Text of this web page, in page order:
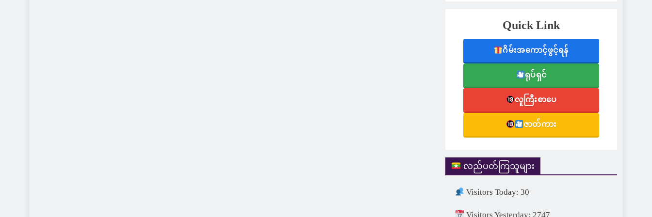
Quick Link
ဂိမ်းအကောင့်ဖွင့်ရန်
ရုပ်ရှင်
လူကြီးစာပေ
ဇာတ်ကား
လည်ပတ်ကြသူများ
Visitors Today: 30
Visitors Yesterday: 2747